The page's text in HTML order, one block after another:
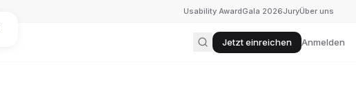
Usability AwardGala 2026JuryÜber uns
Jetzt einreichen
Anmelden